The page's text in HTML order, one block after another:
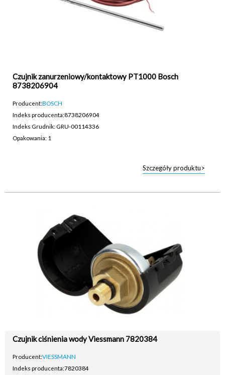
Czujnik zanurzeniowy/kontaktowy PT1000 Bosch
8738206904
Producent:BOSCH
Indeks producenta:8738206904
Indeks Grudnik: GRU-00114336
Opakowania: 1
Szczegóły produktu>
Czujnik ciśnienia wody Viessmann 7820384
Producent:VIESSMANN
Indeks producenta:7820384